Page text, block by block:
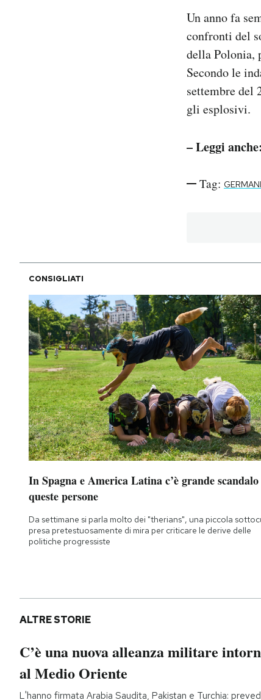
Un anno fa
confronti del
della Polonia,
Secondo le
settembre del
gli esplosivi.
– Leggi anche:
Tag:
CONSIGLIATI
In Spagna e America Latina c’è grande
queste persone
Da settimane si parla molto dei "therians", una piccola
presa pretestuosamente di mira per criticare le derive delle
politiche progressiste
ALTRE STORIE
C’è una nuova alleanza militare
al Medio Oriente
L'hanno firmata Arabia Saudita, Pakistan e Turchia: